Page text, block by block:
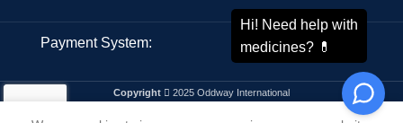
Payment System: Shipping System:
Copyright 2025 Oddway International